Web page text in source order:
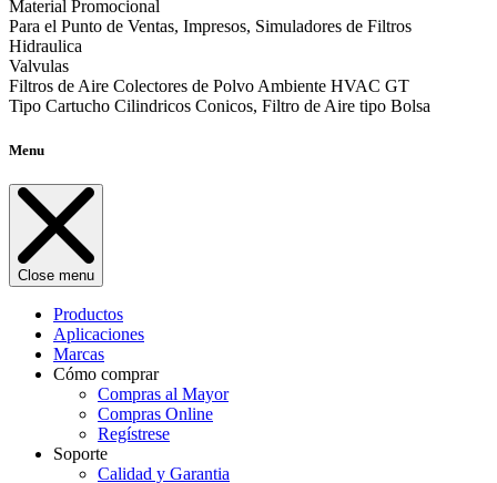
Material Promocional
Para el Punto de Ventas, Impresos, Simuladores de Filtros
Hidraulica
Valvulas
Filtros de Aire Colectores de Polvo Ambiente HVAC GT
Tipo Cartucho Cilindricos Conicos, Filtro de Aire tipo Bolsa
Menu
Close menu
Productos
Aplicaciones
Marcas
Cómo comprar
Compras al Mayor
Compras Online
Regístrese
Soporte
Calidad y Garantia